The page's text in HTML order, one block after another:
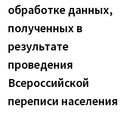
обработке данных,
полученных в
результате
проведения
Всероссийской
переписи населения